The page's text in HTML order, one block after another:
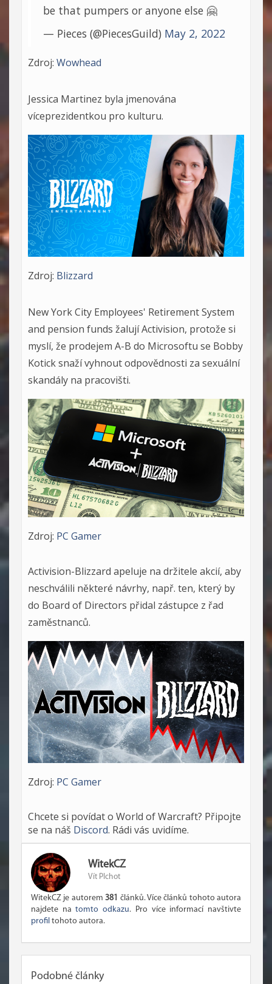
be that pumpers or anyone else 🤗
— Pieces (@PiecesGuild) May 2, 2022
Zdroj: Wowhead
Jessica Martinez byla jmenována
víceprezidentkou pro kulturu.
Zdroj: Blizzard
New York City Employees' Retirement System
and pension funds žalují Activision, protože si
myslí, že prodejem A-B do Microsoftu se Bobby
Kotick snaží vyhnout odpovědnosti za sexuální
skandály na pracovišti.
Zdroj: PC Gamer
Activision-Blizzard apeluje na držitele akcií, aby
neschválili některé návrhy, např. ten, který by
do Board of Directors přidal zástupce z řad
zaměstnanců.
Zdroj: PC Gamer
Chcete si povídat o World of Warcraft? Připojte
se na náš Discord. Rádi vás uvidíme.
WitekCZ
Vít Plchot
WitekCZ je autorem381 článků. Více článků tohoto autora
najdete natomto odkazu. Pro více informací navštivte
profil tohoto autora.
Podobné články